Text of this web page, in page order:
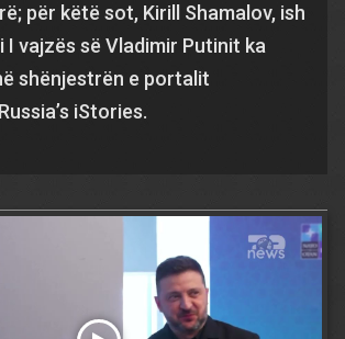
për këtë sot, Kirill Shamalov, ish
I vajzës së Vladimir Putinit ka
shënjestrën e portalit
iStories.